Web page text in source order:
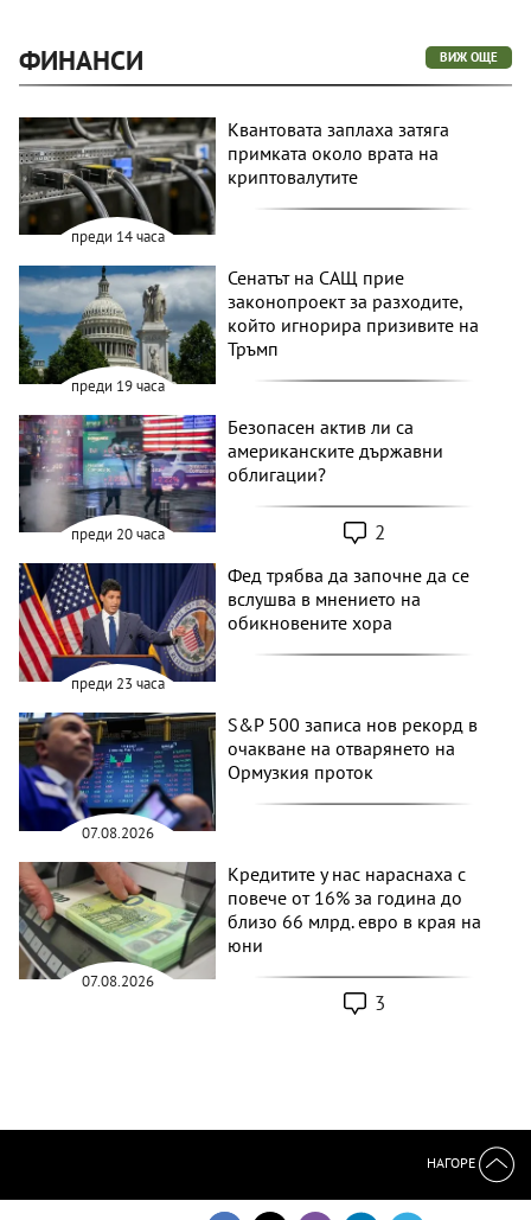
ФИНАНСИ ВИЖ ОЩЕ
преди 14 часа
Квантовата заплаха затяга
примката около врата на
криптовалутите
преди 19 часа
Сенатът на САЩ прие
законопроект за разходите,
който игнорира призивите на
Тръмп
преди 20 часа
Безопасен актив ли са
американските държавни
облигации?
2
преди 23 часа
Фед трябва да започне да се
вслушва в мнението на
обикновените хора
07.08.2026
S&P 500 записа нов рекорд в
очакване на отварянето на
Ормузкия проток
07.08.2026
Кредитите у нас нараснаха с
повече от 16% за година до
близо 66 млрд. евро в края на
юни
3
НАГОРЕ